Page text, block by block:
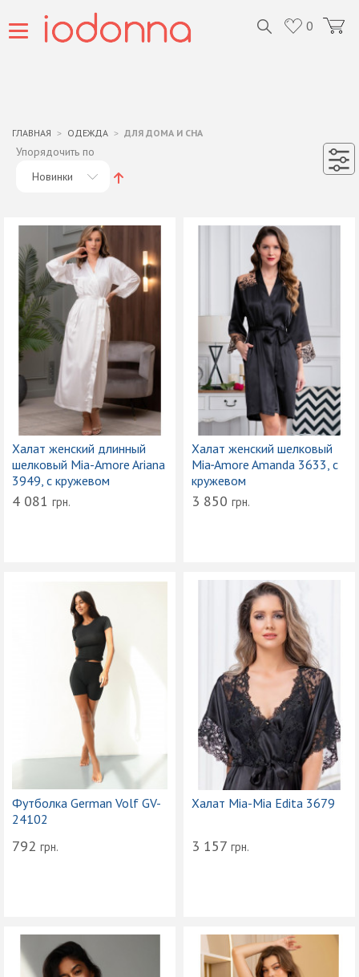
0
ГЛАВНАЯ ОДЕЖДА ДЛЯ ДОМА И СНА
Упорядочить по
Новинки
Халат женский длинный
шелковый Mia-Amore Ariana
3949, с кружевом
4 081 грн.
Халат женский шелковый
Mia‑Amore Amanda 3633, с
кружевом
3 850 грн.
Футболка German Volf GV-
24102
792 грн.
Халат Mia-Mia Edita 3679
3 157 грн.